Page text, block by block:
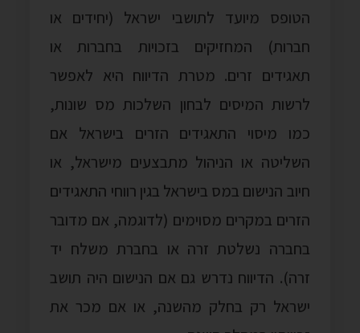
הטופס מיועד לתושבי ישראל (יחידים או
חברות) המחזיקים בזכויות בחברות או
תאגידים זרים. מטרת הדיווח היא לאפשר
לרשות המיסים לבחון השלכות מס שונות,
כמו מיסוי התאגידים הזרים בישראל אם
השליטה או הניהול מתבצעים מישראל, או
חיוב הנישום במס בישראל בגין רווחי התאגידים
הזרים במקרים מסוימים (לדוגמה, אם מדובר
בחברה נשלטת זרה או בחברת משלח יד
זרה). הדיווח נדרש גם אם הנישום היה תושב
ישראל רק בחלק מהשנה, או אם מכר את